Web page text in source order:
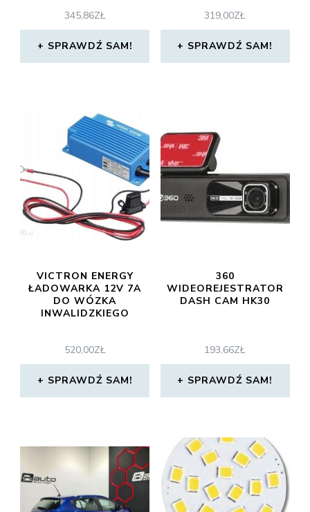
345,86ZŁ
SPRAWDŹ SAM!
319,00ZŁ
SPRAWDŹ SAM!
VICTRON ENERGY
ŁADOWARKA 12V 7A
DO WÓZKA
INWALIDZKIEGO
520,00ZŁ
SPRAWDŹ SAM!
360
WIDEOREJESTRATOR
DASH CAM HK30
193,66ZŁ
SPRAWDŹ SAM!